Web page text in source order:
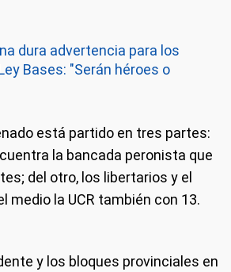
dura advertencia para los
Bases: "Serán héroes o
está partido en tres partes:
la bancada peronista que
del otro, los libertarios y el
medio la UCR también con 13.
y los bloques provinciales en